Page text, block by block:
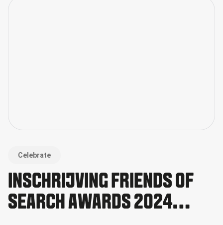
Celebrate
INSCHRIJVING FRIENDS OF
SEARCH AWARDS 2024